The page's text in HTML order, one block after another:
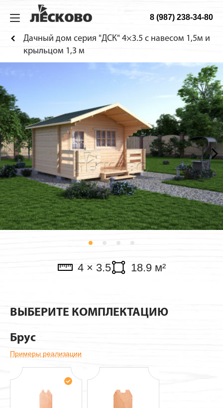
ИЗ МИНИБРУСА
Домики для детей
Веранды
Хоз. блоки
Садовая мебель
Будки для собак
Навесы для машин
Павильоны
ДОМА
ТЕХНОЛОГИЯ
Сборка дома
Фотогалерея
О КОМПАНИИ 8 (987) 238-34-80
Дачный дом серия "ДСК" 4×3.5 с навесом 1,5м и
крыльцом 1,3 м
4 × 3.5 18.9 м²
ВЫБЕРИТЕ КОМПЛЕКТАЦИЮ
Брус
Примеры реализации